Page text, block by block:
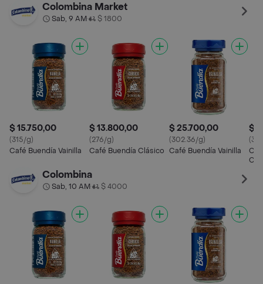
Colombina Market
Sab, 9 AM• $ 1800
$ 15.750,00
(315/g)
Café Buendía Vainilla
$ 13.800,00
(276/g)
Café Buendía Clásico
$ 25.700,00
(302.36/g)
Café Buendía Vainilla
$
Colombina
Sab, 10 AM• $ 4000